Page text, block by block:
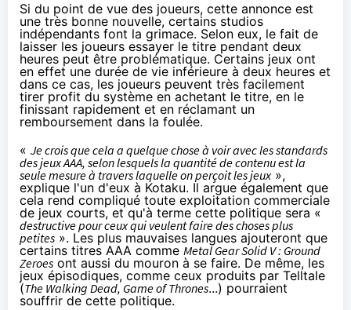
Si du point de vue des joueurs, cette annonce est
une très bonne nouvelle, certains studios
indépendants font la grimace. Selon eux, le fait de
laisser les joueurs essayer le titre pendant deux
heures peut être problématique. Certains jeux ont
en effet une durée de vie inférieure à deux heures et
dans ce cas, les joueurs peuvent très facilement
tirer profit du système en achetant le titre, en le
finissant rapidement et en réclamant un
remboursement dans la foulée.
« Je crois que cela a quelque chose à voir avec les standards
des jeux AAA, selon lesquels la quantité de contenu est la
seule mesure à travers laquelle on perçoit les jeux»,
explique l'un d'eux à Kotaku. Il argue également que
cela rend compliqué toute exploitation commerciale
de jeux courts, et qu'à terme cette politique sera «
destructive pour ceux qui veulent faire des choses plus
petites ». Les plus mauvaises langues ajouteront que
certains titres AAA comme Metal Gear Solid V : Ground
Zeroes ont aussi du mouron à se faire. De même, les
jeux épisodiques, comme ceux produits par Telltale
(The Walking Dead, Game of Thrones...) pourraient
souffrir de cette politique.